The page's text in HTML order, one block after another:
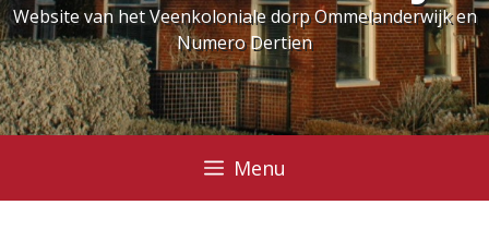
Website van het Veenkoloniale dorp Ommelanderwijk en
Numero Dertien
Menu